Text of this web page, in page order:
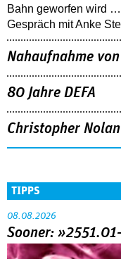
Bahn geworfen wird
Gespräch mit Anke
Nahaufnahme
80 Jahre DEFA
Christopher
TIPPS
08.08.2026
Sooner: